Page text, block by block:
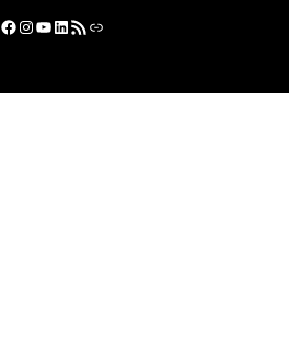
Facebook
Instagram
YouTube
LinkedIn
RSS 資訊提供連結